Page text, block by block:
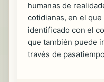
humanas de
cotidianas, en el
identificado con el
que también puede
través de